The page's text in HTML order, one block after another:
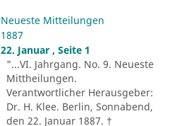
Neueste Mitteilungen
1887
22. Januar , Seite 1
"...VI. Jahrgang. No. 9. Neueste
Mittheilungen.
Verantwortlicher Herausgeber:
Dr. H. Klee. Berlin, Sonnabend,
den 22. Januar 1887. †